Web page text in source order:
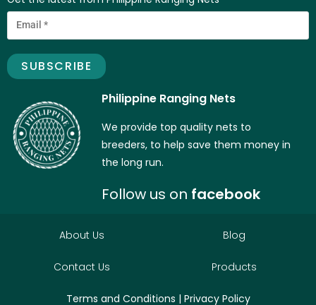
Philippine Ranging Nets
We provide top quality nets to
breeders, to help save them money in
the long run.
Follow us on facebook
About Us
Contact Us
Blog
Products
Terms and Conditions | Privacy Policy